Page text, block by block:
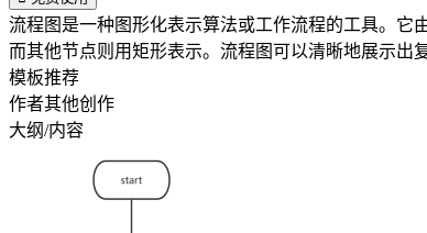
流程图是一种图形化表示算法或工作流程的工具。它
模板推荐
作者其他创作
大纲/内容